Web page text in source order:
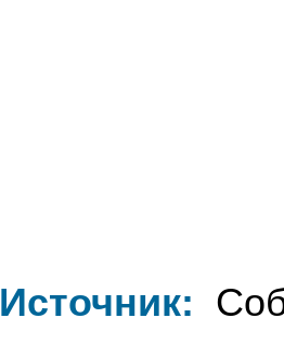
Источник: